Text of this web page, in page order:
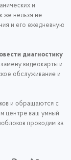
и
же нельзя не
и его ежедневную
диагностику
видеокарты и
обслуживание и
и обращаются с
центре ваш умный
проводим за